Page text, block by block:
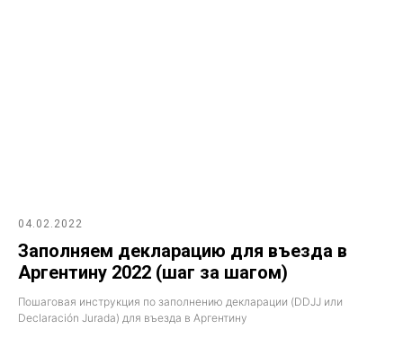
04.02.2022
Заполняем декларацию для въезда в
Аргентину 2022 (шаг за шагом)
Пошаговая инструкция по заполнению декларации (DDJJ или
Declaración Jurada) для въезда в Аргентину